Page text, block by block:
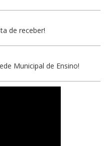
de receber!
Municipal de Ensino!